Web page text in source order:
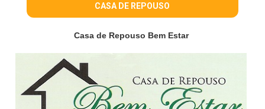
CASA DE REPOUSO
Casa de Repouso Bem Estar